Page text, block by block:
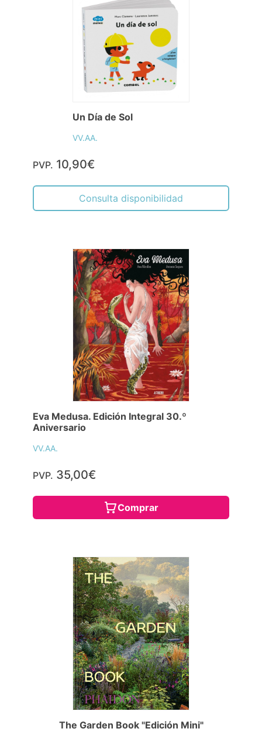
Un Día de Sol
VV.AA.
PVP. 10,90€
Consulta disponibilidad
Eva Medusa. Edición Integral 30.º
Aniversario
VV.AA.
PVP. 35,00€
Comprar
The Garden Book "Edición Mini"